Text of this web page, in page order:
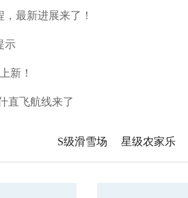
最新进展来了！
示
新！
直飞航线来了
星级农家乐
S级滑雪场